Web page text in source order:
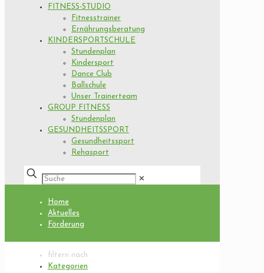
FITNESS-STUDIO
Fitnesstrainer
Ernährungsberatung
KINDERSPORTSCHULE
Stundenplan
Kindersport
Dance Club
Ballschule
Unser Trainerteam
GROUP FITNESS
Stundenplan
GESUNDHEITSSPORT
Gesundheitssport
Rehasport
✕
Home
Aktuelles
Förderung
filtern nach
Kategorien